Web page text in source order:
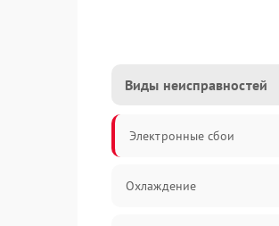
Виды неисправностей
Электронные сбои
Охлаждение